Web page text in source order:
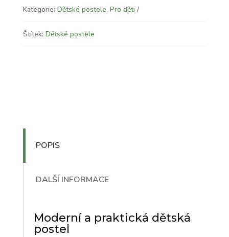
Kategorie: Dětské postele, Pro děti
Štítek: Dětské postele
POPIS
DALŠÍ INFORMACE
Moderní a praktická dětská
postel